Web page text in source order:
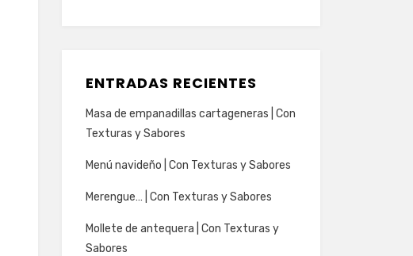
ENTRADAS RECIENTES
Masa de empanadillas cartageneras | Con
Texturas y Sabores
Menú navideño | Con Texturas y Sabores
Merengue… | Con Texturas y Sabores
Mollete de antequera | Con Texturas y
Sabores